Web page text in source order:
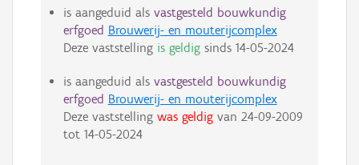
is aangeduid als vastgesteld bouwkundig
erfgoed Brouwerij- en mouterijcomplex
Deze vaststelling is geldigsinds 14-05-2024
is aangeduid als vastgesteld bouwkundig
erfgoed Brouwerij- en mouterijcomplex
Deze vaststelling was geldigvan 24-09-2009
tot 14-05-2024